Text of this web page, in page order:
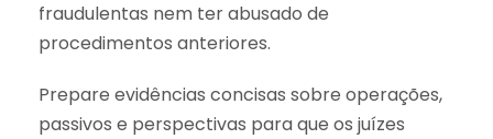
fraudulentas nem ter abusado de
procedimentos anteriores.
Prepare evidências concisas sobre operações,
passivos e perspectivas para que os juízes